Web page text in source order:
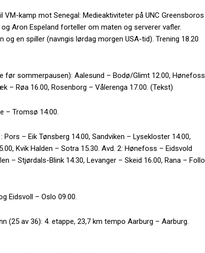
kamp mot Senegal: Medieaktiviteter på UNC Greensboros
Aron Espeland forteller om maten og serverer vafler.
en spiller (navngis lørdag morgen USA-tid). Trening 18.20
før sommerpausen): Aalesund – Bodø/Glimt 12.00, Hønefoss
– Røa 16.00, Rosenborg – Vålerenga 17.00. (Tekst)
– Tromsø 14.00.
Pors – Eik Tønsberg 14.00, Sandviken – Lysekloster 14.00,
Kvik Halden – Sotra 15.30. Avd. 2: Hønefoss – Eidsvold
– Stjørdals-Blink 14.30, Levanger – Skeid 16.00, Rana – Follo
Eidsvoll – Oslo 09.00.
(25 av 36): 4. etappe, 23,7 km tempo Aarburg – Aarburg.